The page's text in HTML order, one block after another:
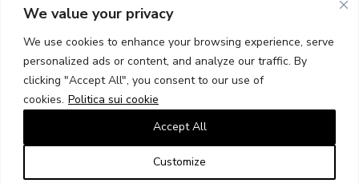
We value your privacy
We use cookies to enhance your browsing experience, serve
personalized ads or content, and analyze our traffic. By
clicking "Accept All", you consent to our use of
cookies. Politica sui cookie
Customize
Accept All
INDIRIZZO EMAIL:
HO LETTO E ACCETTO I TERMINI E LE
CONDIZIONI